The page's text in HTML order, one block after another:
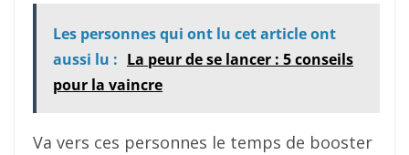
Les personnes qui ont lu cet article ont
aussi lu : La peur de se lancer : 5 conseils
pour la vaincre
Va vers ces personnes le temps de booster